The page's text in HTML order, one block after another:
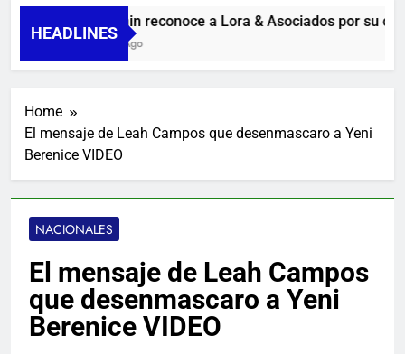
HEADLINES
Guanin reconoce a Lora & Asociados por su
1 Día Ago
Home
El mensaje de Leah Campos que desenmascaro a Yeni
Berenice VIDEO
NACIONALES
El mensaje de Leah Campos
que desenmascaro a Yeni
Berenice VIDEO